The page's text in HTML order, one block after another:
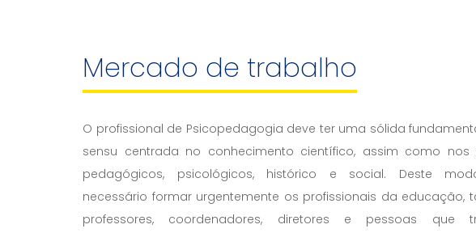
Mercado de trabalho
O profissional de Psicopedagogia deve ter uma sólida
sensu centrada no conhecimento científico, assim como nos
pedagógicos, psicológicos, histórico e social. Deste
necessário formar urgentemente os profissionais da educação,
professores, coordenadores, diretores e pessoas que